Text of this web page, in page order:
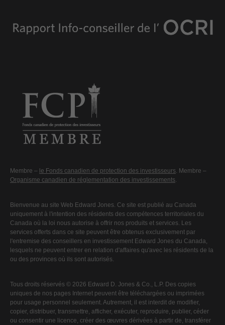
Membre – le Fonds canadien de protection des investisseurs. Membre –
Organisme canadien de réglementation des investissements.
Bienvenue au site Web Edward Jones. Ce site est publié au Canada
uniquement à l'intention des résidents des compétences territoriales du
Canada où la loi nous autorise à offrir nos produits et services. Les
services offerts dans ce site peuvent être obtenus exclusivement par
l'entremise des conseillers en investissement Edward Jones du Canada,
lesquels ne peuvent entrer en relation d'affaires qu'avec les résidents de la
ou des provinces où ils sont autorisés.
Tous droits réservés © 2026 Edward D. Jones & Co., L.P. Des copies
uniques de nos pages Internet peuvent être téléchargées ou imprimées
pour usage personnel seulement. Autrement, il est interdit de modifier,
copier, distribuer, transmettre, afficher, exécuter, reproduire, publier, céder
ou consentir une licence, créer des œuvres dérivées à partir de, transférer